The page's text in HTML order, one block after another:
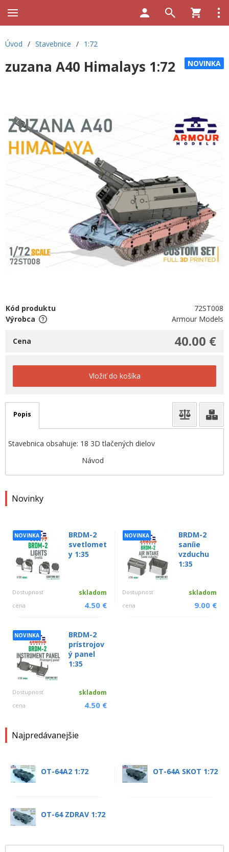
Novinky
NOVINKA
BRDM-2
svetlomet
y 1:35
Dostupnosť skladom
cena 4.50 €
NOVINKA
BRDM-2
saníie
vzduchu
1:35
Dostupnosť skladom
cena 9.00 €
NOVINKA
BRDM-2
prístrojov
ý panel
1:35
Dostupnosť skladom
cena 4.50 €
Najpredávanejšie
OT-64A2 1:72 OT-64A SKOT 1:72
OT-64 ZDRAV 1:72
Úvod / Stavebnice / 1:72
NOVINKA
zuzana A40 Himalays 1:72
Kód produktu
72ST008
Výrobca
Armour Models
40.00 €
Cena
Vložiť do košíka
Popis
Stavebnica obsahuje: 18 3D tlačených dielov
Návod